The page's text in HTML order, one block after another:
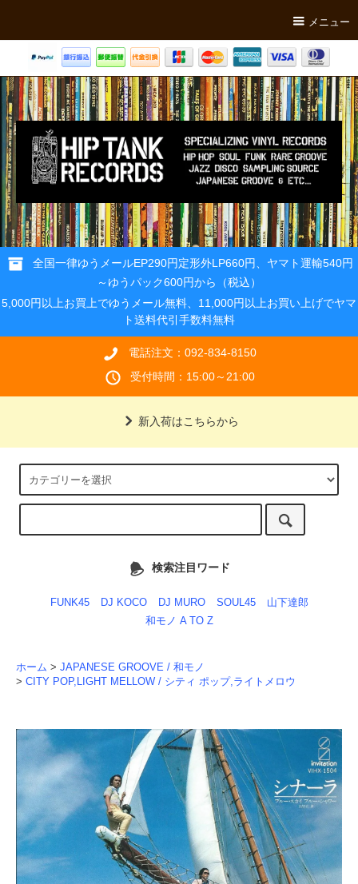
メニュー
全国一律ゆうメールEP290円定形外LP660円、ヤマト運輸540円
～ゆうパック600円から（税込）
5,000円以上お買上でゆうメール無料、11,000円以上お買い上げでヤマ
ト送料代引手数料無料
電話注文：092-834-8150
受付時間：15:00～21:00
新入荷はこちらから
検索注目ワード
FUNK45 DJ KOCO DJ MURO SOUL45
山下達郎
和モノ A TO Z
ホーム > JAPANESE GROOVE / 和モノ
> CITY POP,LIGHT MELLOW / シティ ポップ,ライトメロウ